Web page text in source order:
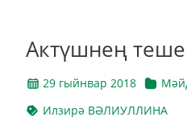
Актүшнең
29 гыйнвар 2018
Илзирә ВӘЛИУЛЛИНА